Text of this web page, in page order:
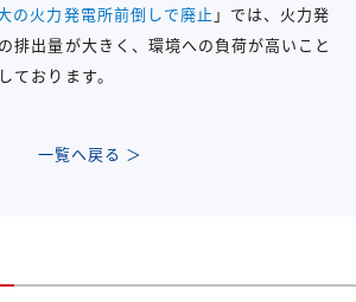
の火力発電所前倒しで廃止 」では、火力発
排出量が大きく、環境への負荷が高いこと
ております。
一覧へ戻る ＞